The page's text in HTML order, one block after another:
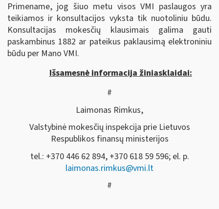
Primename, jog šiuo metu visos VMI paslaugos yra
teikiamos ir konsultacijos vyksta tik nuotoliniu būdu.
Konsultacijas mokesčių klausimais galima gauti
paskambinus 1882 ar pateikus paklausimą elektroniniu
būdu per Mano VMI.
Išsamesnė informacija žiniasklaidai:
#
Laimonas Rimkus,
Valstybinė mokesčių inspekcija prie Lietuvos
Respublikos finansų ministerijos
tel.: +370 446 62 894, +370 618 59 596; el. p.
laimonas.rimkus@vmi.lt
#